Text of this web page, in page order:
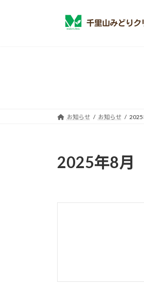
お知らせ お知らせ 2025
2025年8月